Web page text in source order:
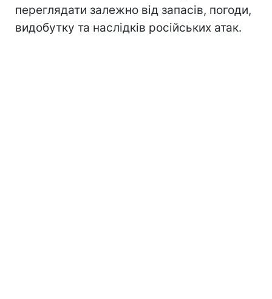
переглядати залежно від запасів, погоди,
видобутку та наслідків російських атак.